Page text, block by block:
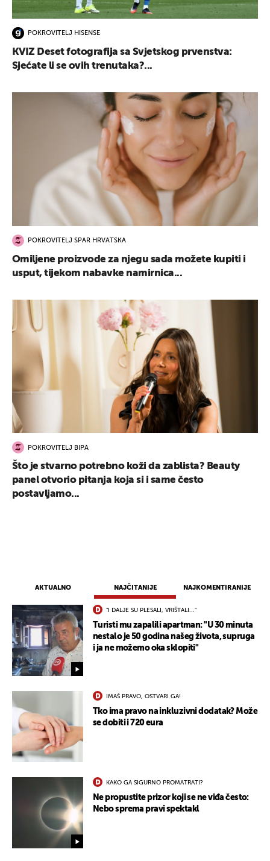
AKTUALNO NAJČITANIJE NAJKOMENTIRANIJE
"I DALJE SU PLESALI, VRIŠTALI..."
Turisti mu zapalili apartman: "U 30 minuta
nestalo je 50 godina našeg života, supruga
i ja ne možemo oka sklopiti"
IMAŠ PRAVO, OSTVARI GA!
Tko ima pravo na inkluzivni dodatak? Može
se dobiti i 720 eura
KAKO GA SIGURNO PROMATRATI?
Ne propustite prizor koji se ne viđa često:
Nebo sprema pravi spektakl
POKROVITELJ HISENSE
KVIZ Deset fotografija sa Svjetskog prvenstva:
Sjećate li se ovih trenutaka?...
POKROVITELJ SPAR HRVATSKA
Omiljene proizvode za njegu sada možete kupiti i
usput, tijekom nabavke namirnica...
POKROVITELJ BIPA
Što je stvarno potrebno koži da zablista? Beauty
panel otvorio pitanja koja si i same često
postavljamo...